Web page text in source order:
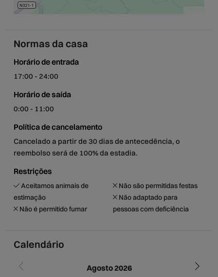
Normas da casa
Horário de entrada
17:00 - 24:00
Horário de saída
0:00 - 11:00
Política de cancelamento
Cancelado a partir de 30 dias de antecedência, o
reembolso será de 100% da estadia.
Restrições
estimação
Não é permitido fumar
Não são permitidas festas
Não adaptado para
pessoas com deficiência
Calendário
Agosto 2026